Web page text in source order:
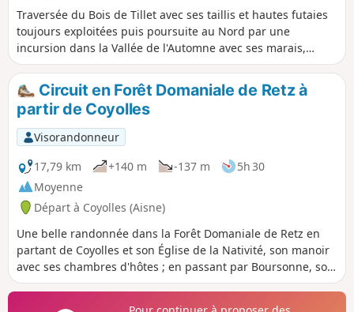
Traversée du Bois de Tillet avec ses taillis et hautes futaies
toujours exploitées puis poursuite au Nord par une
incursion dans la Vallée de l'Automne avec ses marais,
prairies humides, roselières, saulaies et aulnaies, étangs...
La visite des villages de Feigneux et de Bémont donne un
aperçu du patrimoine architectural de cette région.
Circuit en Forêt Domaniale de Retz à
partir de Coyolles
Visorandonneur
17,79 km
+140 m -137 m
5h 30
Moyenne
Départ à Coyolles (Aisne)
Une belle randonnée dans la Forêt Domaniale de Retz en
partant de Coyolles et son Église de la Nativité, son manoir
avec ses chambres d'hôtes ; en passant par Boursonne, son
château et son église, et par l'Ancienne Abbaye de